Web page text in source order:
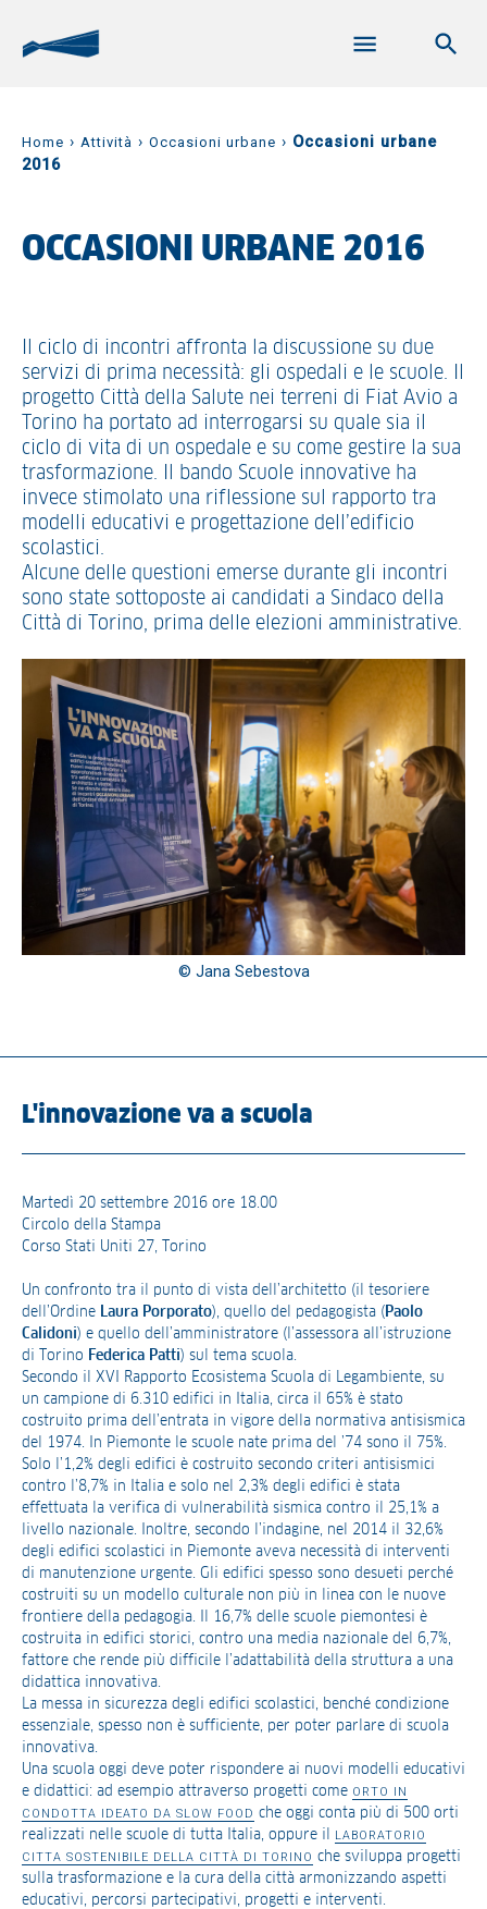
Home › Attività › Occasioni urbane › Occasioni urbane
2016
OCCASIONI URBANE 2016
Il ciclo di incontri affronta la discussione su due
servizi di prima necessità: gli ospedali e le scuole. Il
progetto Città della Salute nei terreni di Fiat Avio a
Torino ha portato ad interrogarsi su quale sia il
ciclo di vita di un ospedale e su come gestire la sua
trasformazione. Il bando Scuole innovative ha
invece stimolato una riflessione sul rapporto tra
modelli educativi e progettazione dell’edificio
scolastici.
Alcune delle questioni emerse durante gli incontri
sono state sottoposte ai candidati a Sindaco della
Città di Torino, prima delle elezioni amministrative.
© Jana Sebestova
L'innovazione va a scuola
Martedì 20 settembre 2016 ore 18.00
Circolo della Stampa
Corso Stati Uniti 27, Torino
Un confronto tra il punto di vista dell’architetto (il tesoriere
dell’Ordine
Laura Porporato), quello del pedagogista (Paolo
Calidoni) e quello dell’amministratore (l’assessora all’istruzione
di Torino Federica Patti) sul tema scuola.
Secondo il XVI Rapporto Ecosistema Scuola di Legambiente, su
un campione di 6.310 edifici in Italia, circa il 65% è stato
costruito prima dell’entrata in vigore della normativa antisismica
del 1974. In Piemonte le scuole nate prima del ’74 sono il 75%.
Solo l’1,2% degli edifici è costruito secondo criteri antisismici
contro l’8,7% in Italia e solo nel 2,3% degli edifici è stata
effettuata la verifica di vulnerabilità sismica contro il 25,1% a
livello nazionale. Inoltre, secondo l’indagine, nel 2014 il 32,6%
degli edifici scolastici in Piemonte aveva necessità di interventi
di manutenzione urgente. Gli edifici spesso sono desueti perché
costruiti su un modello culturale non più in linea con le nuove
frontiere della pedagogia. Il 16,7% delle scuole piemontesi è
costruita in edifici storici, contro una media nazionale del 6,7%,
fattore che rende più difficile l’adattabilità della struttura a una
didattica innovativa.
La messa in sicurezza degli edifici scolastici, benché condizione
essenziale, spesso non è sufficiente, per poter parlare di scuola
innovativa.
Una scuola oggi deve poter rispondere ai nuovi modelli educativi
e didattici: ad esempio attraverso progetti come ORTO IN
CONDOTTA IDEATO DA SLOW FOOD che oggi conta più di 500 orti
realizzati nelle scuole di tutta Italia, oppure il
LABORATORIO
CITTA SOSTENIBILE DELLA CITTÀ DI TORINO che sviluppa progetti
sulla trasformazione e la cura della città armonizzando aspetti
educativi, percorsi partecipativi, progetti e interventi.